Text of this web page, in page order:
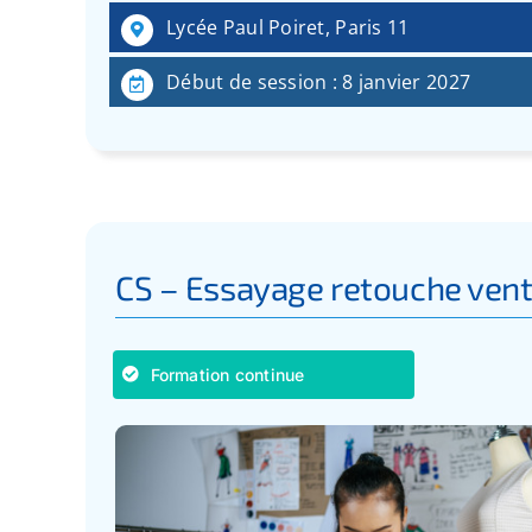
Lycée Paul Poiret, Paris 11
Début de session : 8 janvier 2027
CS – Essayage retouche
Formation continue